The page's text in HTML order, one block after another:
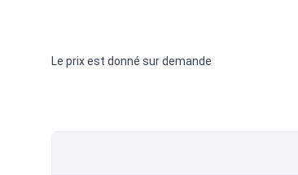
Le prix est donné sur demande